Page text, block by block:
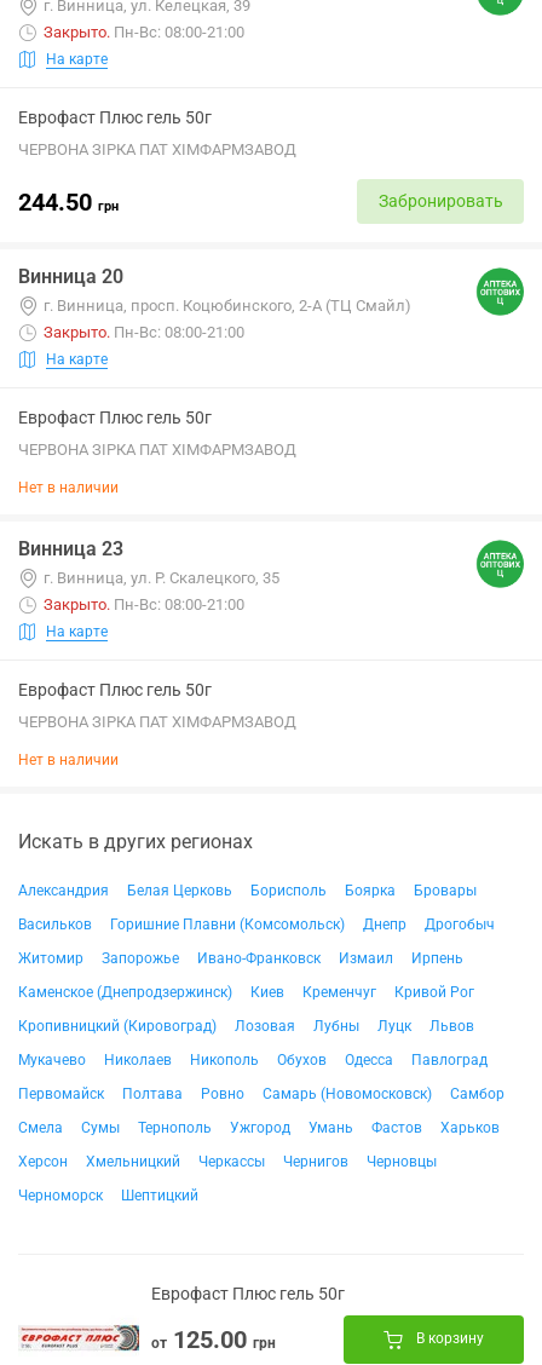
г. Винница, ул. Келецкая, 39
Закрыто. Пн-Вс: 08:00-21:00
На карте
Еврофаст Плюс гель 50г
ЧЕРВОНА ЗІРКА ПАТ ХІМФАРМЗАВОД
244.50 грн Забронировать
Винница 20
г. Винница, просп. Коцюбинского, 2-А (ТЦ Смайл)
Закрыто. Пн-Вс: 08:00-21:00
На карте
Еврофаст Плюс гель 50г
ЧЕРВОНА ЗІРКА ПАТ ХІМФАРМЗАВОД
Нет в наличии
Винница 23
г. Винница, ул. Р. Скалецкого, 35
Закрыто. Пн-Вс: 08:00-21:00
На карте
Еврофаст Плюс гель 50г
ЧЕРВОНА ЗІРКА ПАТ ХІМФАРМЗАВОД
Нет в наличии
Искать в других регионах
Александрия Белая Церковь Борисполь Боярка
Бровары
Васильков
Горишние Плавни (Комсомольск) Днепр
Дрогобыч
Житомир
Запорожье Ивано-Франковск Измаил
Ирпень
Каменское (Днепродзержинск)
Киев Кременчуг
Кривой Рог
Кропивницкий (Кировоград)
Лозовая Лубны Луцк
Львов
Мукачево
Николаев Никополь Обухов Одесса
Павлоград
Первомайск
Полтава Ровно Самарь (Новомосковск)
Самбор
Смела
Сумы Тернополь Ужгород Умань Фастов
Харьков
Херсон
Хмельницкий Черкассы Чернигов
Черновцы
Черноморск
Шептицкий
Еврофаст Плюс гель 50г
от 125.00 грн В корзину